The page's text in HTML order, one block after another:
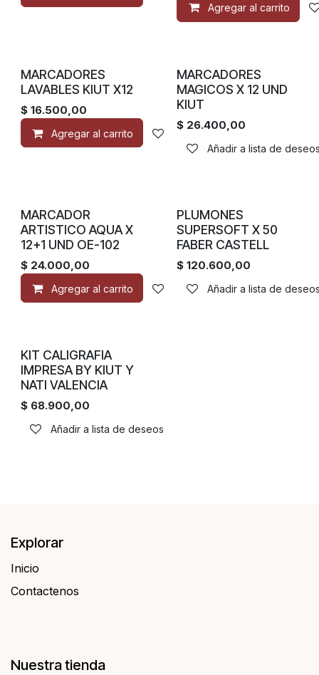
Agregar al carrito
MARCADORES
LAVABLES KIUT X12
$ 16.500,00
Agregar al carrito Añadir a lista de deseos
MARCADORES
MAGICOS X 12 UND
KIUT
$ 26.400,00
Añadir a lista de
MARCADOR
ARTISTICO AQUA X
12+1 UND OE-102
$ 24.000,00
Agregar al carrito Añadir a lista de deseos
PLUMONES
SUPERSOFT X 50
FABER CASTELL
$120.600,00
Añadir a lista de
KIT CALIGRAFIA
IMPRESA BY KIUT Y
NATI VALENCIA
$ 68.900,00
Añadir a lista de deseos
Explorar
Inicio
Contactenos​​
Nuestra tienda